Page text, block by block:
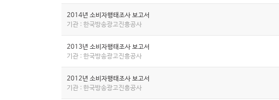
2014년 소비자행태조사 보고서
기관 : 한국방송광고진흥공사
2013년 소비자행태조사 보고서
기관 : 한국방송광고진흥공사
2012년 소비자행태조사 보고서
기관 : 한국방송광고진흥공사